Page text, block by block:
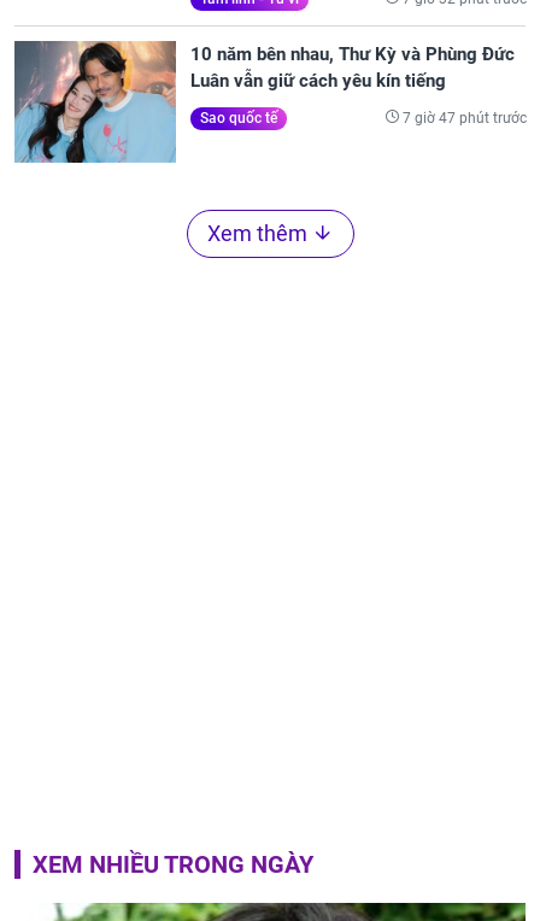
10 năm bên nhau, Thư Kỳ và Phùng Đức
Luân vẫn giữ cách yêu kín tiếng
Sao quốc tế 7 giờ 47 phút trước
Xem thêm
XEM NHIỀU TRONG NGÀY